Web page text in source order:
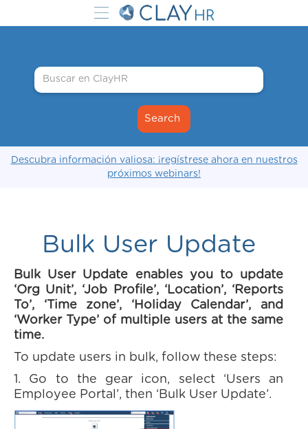
Descubra información valiosa: ¡regístrese ahora en nuestros
próximos webinars!
Bulk User Update
Bulk User Update enables you to update
‘Org Unit’, ‘Job Profile’, ‘Location’, ‘Reports
To’, ‘Time zone’, ‘Holiday Calendar’, and
‘Worker Type’ of multiple users at the same
time.
To update users in bulk, follow these steps:
1. Go to the gear icon, select ‘Users an
Employee Portal’, then ‘Bulk User Update’.